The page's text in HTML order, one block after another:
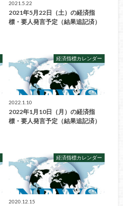
2021.5.22
2021年5月22日（土）の経済指
標・要人発言予定（結果追記済）
経済指標カレンダー
2022.1.10
2022年1月10日（月）の経済指
標・要人発言予定（結果追記済）
経済指標カレンダー
2020.12.15